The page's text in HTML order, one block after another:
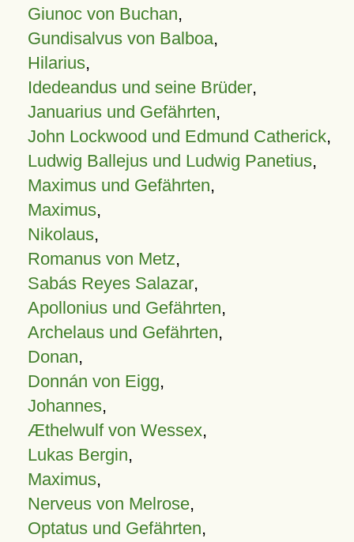
Giunoc von Buchan,
Gundisalvus von Balboa,
Hilarius,
Idedeandus und seine Brüder,
Januarius und Gefährten,
John Lockwood und Edmund Catherick,
Ludwig Ballejus und Ludwig Panetius,
Maximus und Gefährten,
Maximus,
Nikolaus,
Romanus von Metz,
Sabás Reyes Salazar,
Apollonius und Gefährten,
Archelaus und Gefährten,
Donan,
Donnán von Eigg,
Johannes,
Æthelwulf von Wessex,
Lukas Bergin,
Maximus,
Nerveus von Melrose,
Optatus und Gefährten,